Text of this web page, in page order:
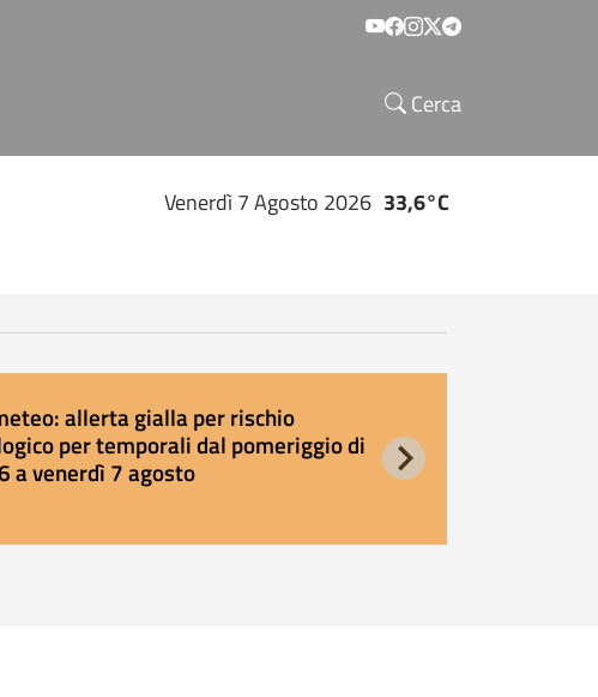
Social menu
Cerca
Venerdì 7 Agosto 2026 33,6°C
allerta gialla per rischio
per temporali dal pomeriggio di
a venerdì 7 agosto